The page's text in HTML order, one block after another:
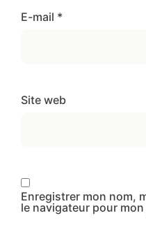
E-mail *
Site web
Enregistrer mon nom,
le navigateur pour